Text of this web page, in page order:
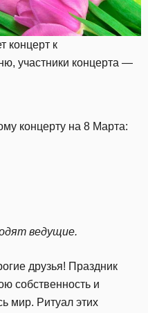
концерт к
участники концерта —
концерту на 8 Марта:
ведущие.
друзья! Праздник
собственность и
мир. Ритуал этих